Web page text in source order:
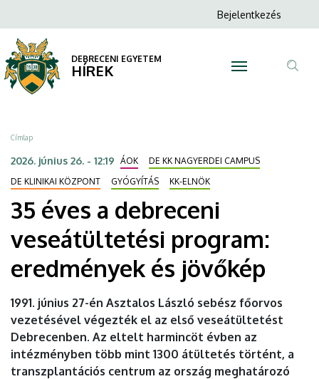
éves
a
debreceni
veseátültetési
program:
eredmények
és
jövőkép
DEBRECENI
EGYETEM
a
tartalomra
Anonim
menüje
Bejelentkezés
DEBRECENI EGYETEM
HÍREK
Morzsa
Címlap
2026. június 26. - 12:19 ÁOK
DE KK NAGYERDEI CAMPUS
DE KLINIKAI KÖZPONT
GYÓGYÍTÁS KK-ELNÖK
35 éves a debreceni
veseátültetési program:
eredmények és jövőkép
1991. június 27-én Asztalos László sebész főorvos
vezetésével végezték el az első veseátültetést
Debrecenben. Az eltelt harmincöt évben az
intézményben több mint 1300 átültetés történt, a
transzplantációs centrum az ország meghatározó